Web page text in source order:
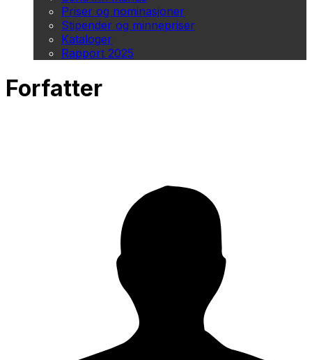
Priser og nominasjoner
Stipender og minnepriser
Kataloger
Rapport 2025
Forfatter